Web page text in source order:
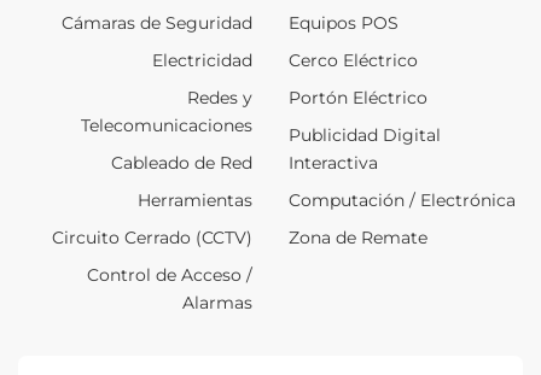
Cámaras de Seguridad
Electricidad
Redes y
Telecomunicaciones
Cableado de Red
Herramientas
Circuito Cerrado (CCTV)
Control de Acceso /
Alarmas
Equipos POS
Cerco Eléctrico
Portón Eléctrico
Publicidad Digital
Interactiva
Computación / Electrónica
Zona de Remate